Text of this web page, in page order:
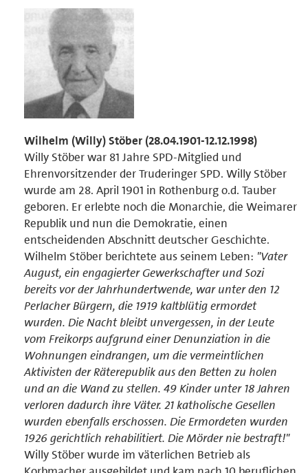
Wilhelm (Willy) Stöber (28.04.1901-12.12.1998)
Willy Stöber war 81 Jahre SPD-Mitglied und
Ehrenvorsitzender der Truderinger SPD. Willy Stöber
wurde am 28. April 1901 in Rothenburg o.d. Tauber
geboren. Er erlebte noch die Monarchie, die Weimarer
Republik und nun die Demokratie, einen
entscheidenden Abschnitt deutscher Geschichte.
Wilhelm Stöber berichtete aus seinem Leben: "Vater
August, ein engagierter Gewerkschafter und Sozi
bereits vor der Jahrhundertwende, war unter den 12
Perlacher Bürgern, die 1919 kaltblütig ermordet
wurden. Die Nacht bleibt unvergessen, in der Leute
vom Freikorps aufgrund einer Denunziation in die
Wohnungen eindrangen, um die vermeintlichen
Aktivisten der Räterepublik aus den Betten zu holen
und an die Wand zu stellen. 49 Kinder unter 18 Jahren
verloren dadurch ihre Väter. 21 katholische Gesellen
wurden ebenfalls erschossen. Die Ermordeten wurden
1926 gerichtlich rehabilitiert. Die Mörder nie bestraft!"
Willy Stöber wurde im väterlichen Betrieb als